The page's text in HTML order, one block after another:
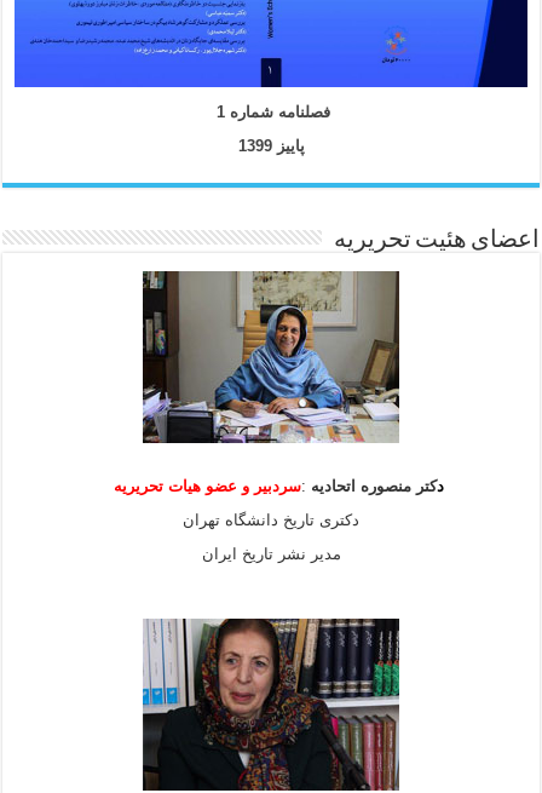
فصلنامه شماره 1
پاییز 1399
اعضای هئیت تحریریه
دکتر منصوره اتحادیه :سردبیر و عضو هیاتتحریریه
دکتری تاریخ دانشگاه تهران
مدیر نشر تاریخ ایران